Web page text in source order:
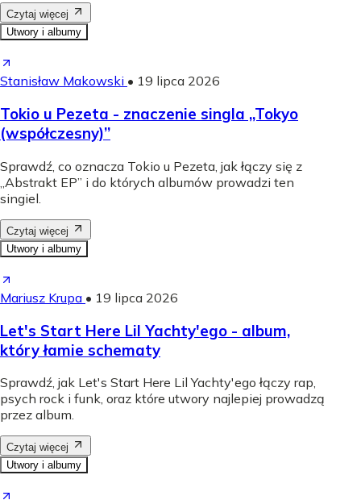
Czytaj więcej
Utwory i albumy
Stanisław Makowski • 19 lipca 2026
Tokio u Pezeta - znaczenie singla „Tokyo
(współczesny)”
Sprawdź, co oznacza Tokio u Pezeta, jak łączy się z
„Abstrakt EP” i do których albumów prowadzi ten
singiel.
Czytaj więcej
Utwory i albumy
Mariusz Krupa • 19 lipca 2026
Let's Start Here Lil Yachty'ego - album,
który łamie schematy
Sprawdź, jak Let's Start Here Lil Yachty'ego łączy rap,
psych rock i funk, oraz które utwory najlepiej prowadzą
przez album.
Czytaj więcej
Utwory i albumy